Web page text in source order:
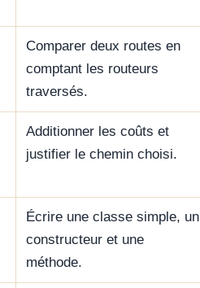
Comparer deux routes en
comptant les routeurs
traversés.
Additionner les coûts et
justifier le chemin choisi.
Écrire une classe simple, un
constructeur et une
méthode.